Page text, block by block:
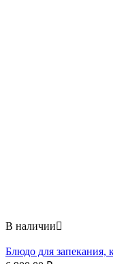
В наличии
Блюдо для запекания,